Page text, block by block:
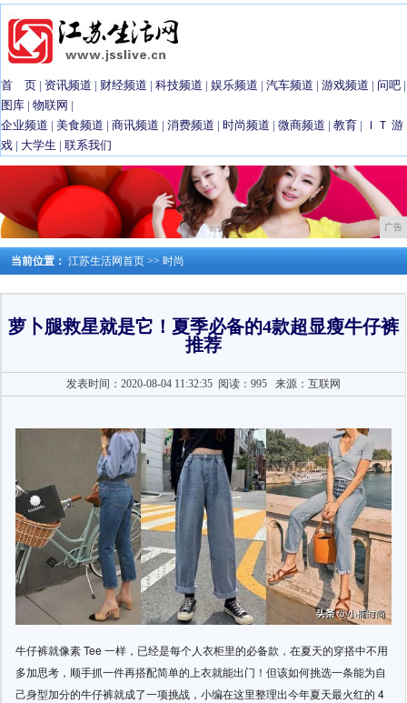
首 页 | 资讯频道 | 财经频道 | 科技频道 | 娱乐频道 | 汽车频道 | 游戏频道 | 问吧 |
图库 | 物联网 |
企业频道 | 美食频道 | 商讯频道 | 消费频道 | 时尚频道 | 微商频道 | 教育 | ＩＴ 游
戏 | 大学生 | 联系我们
广告
当前位置： 江苏生活网首页 >> 时尚
萝卜腿救星就是它！夏季必备的4款超显瘦牛仔裤
推荐
发表时间：2020-08-04 11:32:35 阅读：995来源：互联网
牛仔裤就像素 Tee 一样，已经是每个人衣柜里的必备款，在夏天的穿搭中不用
多加思考，顺手抓一件再搭配简单的上衣就能出门！但该如何挑选一条能为自
己身型加分的牛仔裤就成了一项挑战，小编在这里整理出今年夏天最火红的 4